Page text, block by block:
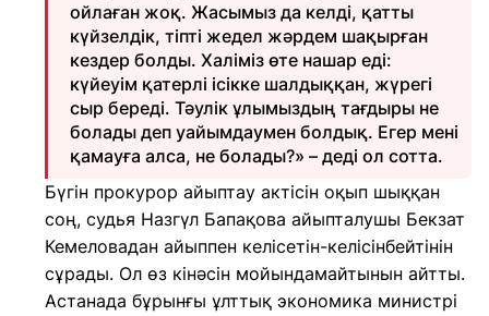
ойлаған жоқ. Жасымыз да келді, қатты
күйзелдік, тіпті жедел жәрдем шақырған
кездер болды. Халіміз өте нашар еді:
күйеуім қатерлі ісікке шалдыққан, жүрегі
сыр береді. Тәулік ұлымыздың тағдыры не
болады деп уайымдаумен болдық. Егер мені
қамауға алса, не болады?» – деді ол сотта.
Бүгін прокурор айыптау актісін оқып шыққан
соң, судья Назгүл Бапақова айыпталушы Бекзат
Кемеловадан айыппен келісетін-келісінбейтінін
сұрады. Ол өз кінәсін мойындамайтынын айтты.
Астанада бұрынғы ұлттық экономика министрі